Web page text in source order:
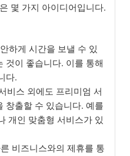
몇 가지 아이디어입니다.
하게 시간을 보낼 수 있
것이 좋습니다. 이를 통해
다.
비스 외에도 프리미엄 서
창출할 수 있습니다. 예를
개인 맞춤형 서비스가 있
비즈니스와의 제휴를 통